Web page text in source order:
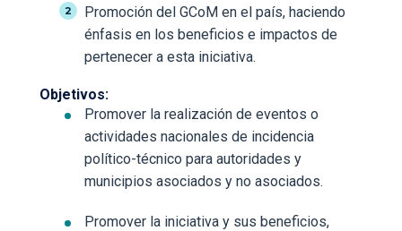
Promoción del GCoM en el país, haciendo
énfasis en los beneficios e impactos de
pertenecer a esta iniciativa.
Objetivos:
Promover la realización de eventos o
actividades nacionales de incidencia
político-técnico para autoridades y
municipios asociados y no asociados.
Promover la iniciativa y sus beneficios,